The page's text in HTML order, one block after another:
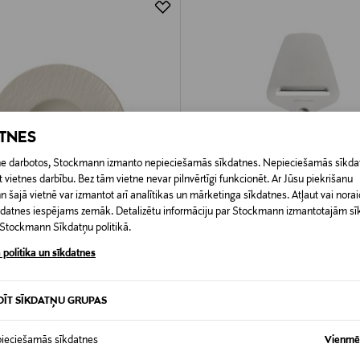
darbotos, Stockmann izmanto nepieciešamās sīkdatnes. Nepieciešamās
vietnes darbību. Bez tām vietne nevar pilnvērtīgi funkcionēt. Ar Jūsu piekrišanu
šajā vietnē var izmantot arī analītikas un mārketinga sīkdatnes. Atļaut vai
iespējams zemāk. Detalizētu informāciju par Stockmann izmantotajām
Sīkdatņu politikā.
politika un sīkdatnes
SĪKDATŅU GRUPAS
sīkdatnes
Rock Blanc šķīvis 29 cm
Original Price
39,99 €